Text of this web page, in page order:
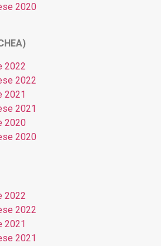
2020
2022
2022
2021
2021
2020
2020
2022
2022
2021
2021